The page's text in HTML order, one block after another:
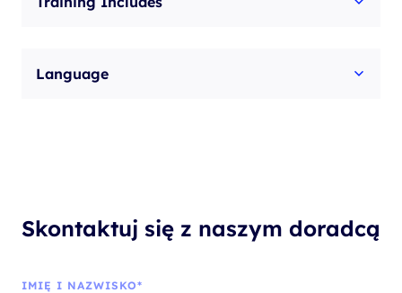
Language
Skontaktuj się z naszym doradcą
IMIĘ I NAZWISKO*